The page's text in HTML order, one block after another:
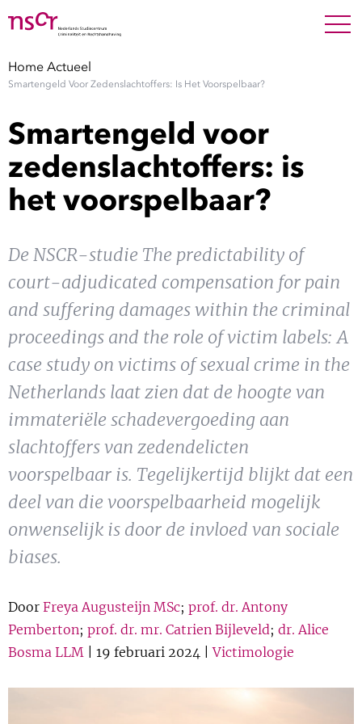
Medewerkers
Factsheets
Over NSCR Show
Contact
Uitgelicht Show
Cursus
BLOG
Podcast
Home Actueel
Smartengeld Voor Zedenslachtoffers: Is Het Voorspelbaar?
Smartengeld voor
zedenslachtoffers: is
het voorspelbaar?
De NSCR-studie The predictability of
court-adjudicated compensation for pain
and suffering damages within the criminal
proceedings and the role of victim labels: A
case study on victims of sexual crime in the
Netherlands laat zien dat de hoogte van
immateriële schadevergoeding aan
slachtoffers van zedendelicten
voorspelbaar is. Tegelijkertijd blijkt dat een
deel van die voorspelbaarheid mogelijk
onwenselijk is door de invloed van sociale
biases.
Door Freya Augusteijn MSc; prof. dr. Antony
Pemberton; prof. dr. mr. Catrien Bijleveld; dr. Alice
Bosma LLM | 19 februari 2024 |Victimologie